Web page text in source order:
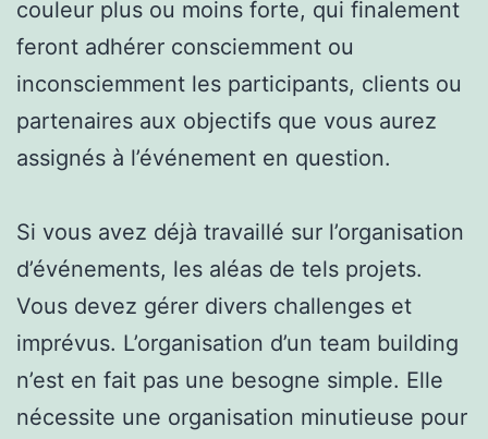
couleur plus ou moins forte, qui finalement
feront adhérer consciemment ou
inconsciemment les participants, clients ou
partenaires aux objectifs que vous aurez
assignés à l’événement en question.
Si vous avez déjà travaillé sur l’organisation
d’événements, les aléas de tels projets.
Vous devez gérer divers challenges et
imprévus. L’organisation d’un team building
n’est en fait pas une besogne simple. Elle
nécessite une organisation minutieuse pour